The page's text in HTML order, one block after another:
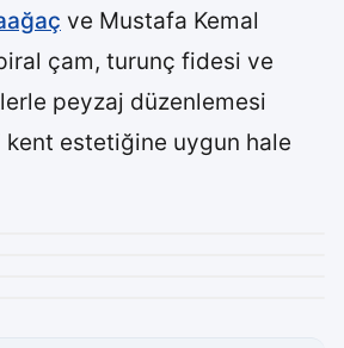
ve Mustafa Kemal
çam, turunç fidesi ve
peyzaj düzenlemesi
estetiğine uygun hale